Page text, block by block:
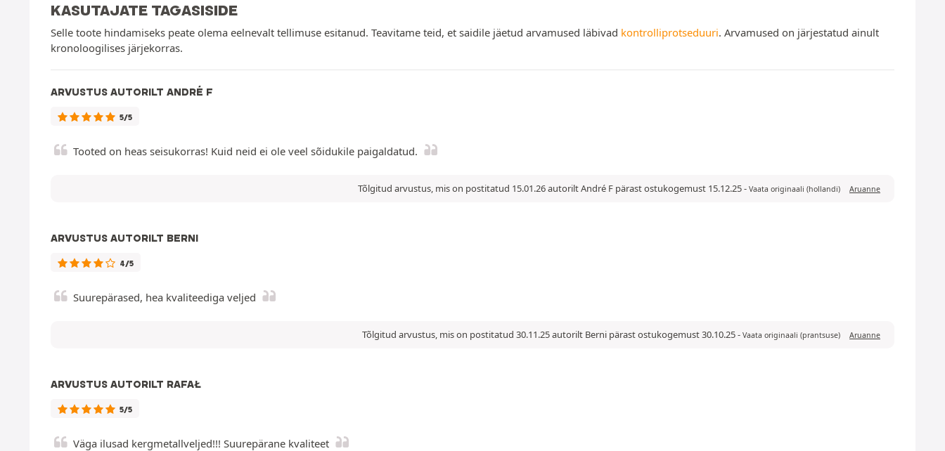
KASUTAJATE TAGASISIDE
Selle toote hindamiseks peate olema eelnevalt tellimuse esitanud. Teavitame teid, et saidile jäetud arvamused läbivad kontrolliprotseduuri. Arvamused on järjestatud ainult
kronoloogilises järjekorras.
ARVUSTUS AUTORILT ANDRÉ F
5/5
Tooted on heas seisukorras! Kuid neid ei ole veel sõidukile paigaldatud.
Tõlgitud arvustus, mis on postitatud 15.01.26 autorilt André F pärast ostukogemust 15.12.25- Vaata originaali (hollandi) Aruanne
ARVUSTUS AUTORILT BERNI
4/5
Suurepärased, hea kvaliteediga veljed
Tõlgitud arvustus, mis on postitatud 30.11.25 autorilt Berni pärast ostukogemust 30.10.25- Vaata originaali (prantsuse) Aruanne
ARVUSTUS AUTORILT RAFAŁ
5/5
Väga ilusad kergmetallveljed!!! Suurepärane kvaliteet